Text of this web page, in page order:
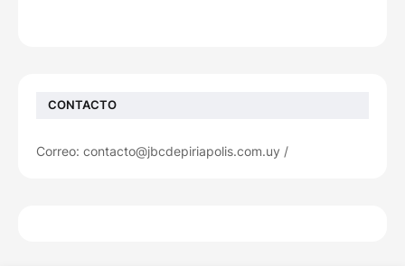
CONTACTO
Correo: contacto@jbcdepiriapolis.com.uy /